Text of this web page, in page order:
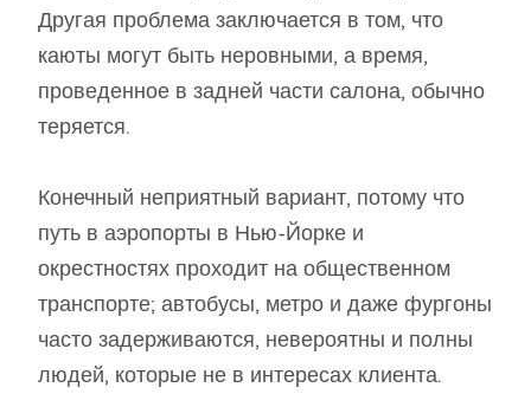
Другая проблема заключается в том, что
каюты могут быть неровными, а время,
проведенное в задней части салона, обычно
теряется.
Конечный неприятный вариант, потому что
путь в аэропорты в Нью-Йорке и
окрестностях проходит на общественном
транспорте; автобусы, метро и даже фургоны
часто задерживаются, невероятны и полны
людей, которые не в интересах клиента.